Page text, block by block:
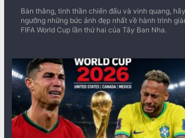
Bàn thắng, tinh thần chiến đấu và vinh quang,
ngưỡng những bức ảnh đẹp nhất về ​​hành trình
FIFA World Cup lần thứ hai của Tây Ban Nha.